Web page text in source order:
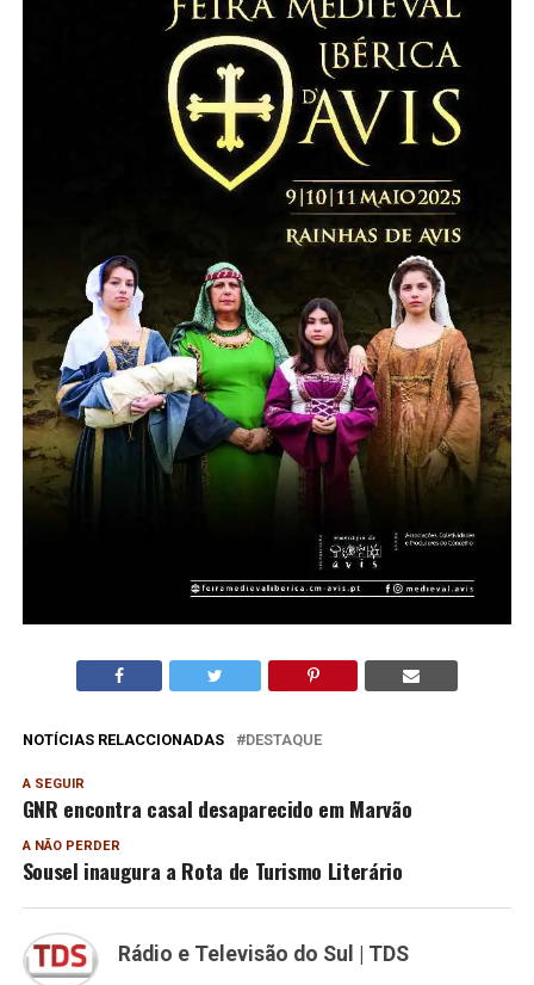
NOTÍCIAS RELACCIONADAS DESTAQUE
A SEGUIR
GNR encontra casal desaparecido em Marvão
A NÃO PERDER
Sousel inaugura a Rota de Turismo Literário
Rádio e Televisão do Sul | TDS